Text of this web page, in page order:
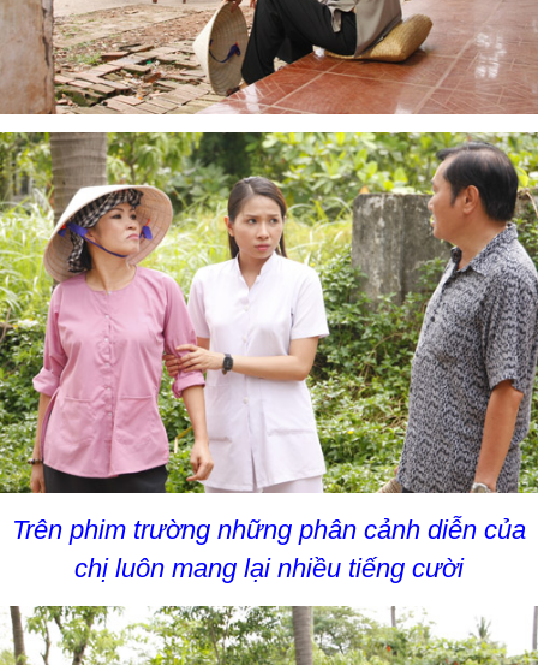
Trên phim trường những phân cảnh diễn của
chị luôn mang lại nhiều tiếng cười